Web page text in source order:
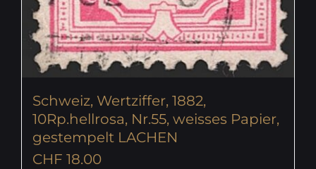
Schweiz, Wertziffer, 1882,
10Rp.hellrosa, Nr.55, weisses Papier,
gestempelt LACHEN
CHF 18.00